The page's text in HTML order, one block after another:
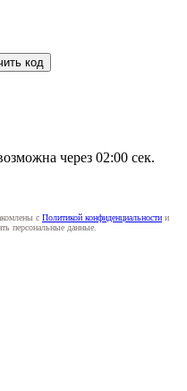
код
через 02:00 сек.
с Политикой конфиденциальности и
персональные данные.